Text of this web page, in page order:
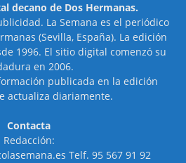
decano de Dos Hermanas.
La Semana es el periódico
(Sevilla, España). La edición
1996. El sitio digital comenzó su
en 2006.
publicada en la edición
actualiza diariamente.
Contacta
Redacción:
Telf. 95 567 91 92